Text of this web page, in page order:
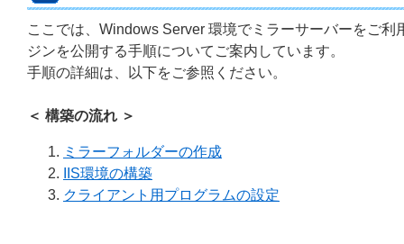
ここでは、Windows Server 環境でミラーサーバーをご
ジンを公開する手順についてご案内しています。
手順の詳細は、以下をご参照ください。
＜ 構築の流れ ＞
ミラーフォルダーの作成
IIS環境の構築
クライアント用プログラムの設定